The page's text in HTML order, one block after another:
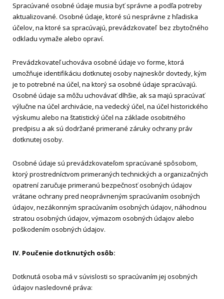
Spracúvané osobné údaje musia byť správne a podľa potreby
aktualizované. Osobné údaje, ktoré sú nesprávne z hľadiska
účelov, na ktoré sa spracúvajú, prevádzkovateľ bez zbytočného
odkladu vymaže alebo opraví.
Prevádzkovateľ uchováva osobné údaje vo forme, ktorá
umožňuje identifikáciu dotknutej osoby najneskôr dovtedy, kým
je to potrebné na účel, na ktorý sa osobné údaje spracúvajú.
Osobné údaje sa môžu uchovávať dlhšie, ak sa majú spracúvať
výlučne na účel archivácie, na vedecký účel, na účel historického
výskumu alebo na štatistický účel na základe osobitného
predpisu a ak sú dodržané primerané záruky ochrany práv
dotknutej osoby.
Osobné údaje sú prevádzkovateľom spracúvané spôsobom,
ktorý prostredníctvom primeraných technických a organizačných
opatrení zaručuje primeranú bezpečnosť osobných údajov
vrátane ochrany pred neoprávneným spracúvaním osobných
údajov, nezákonným spracúvaním osobných údajov, náhodnou
stratou osobných údajov, výmazom osobných údajov alebo
poškodením osobných údajov.
IV. Poučenie dotknutých osôb:
Dotknutá osoba má v súvislosti so spracúvaním jej osobných
údajov nasledovné práva: